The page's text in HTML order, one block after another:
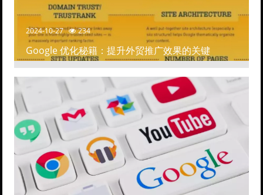
2024-10-27 234
Google 优化秘籍：提升外贸推广效果的关键